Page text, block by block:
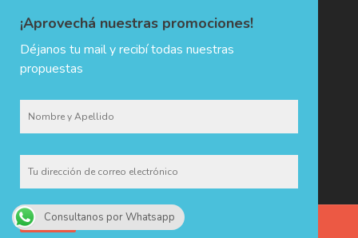
CHIDA · Holiday & Trip Planners © 2017 - Todos los derechos
Consultanos por Whatsapp
¡Aprovechá nuestras promociones!
Déjanos tu mail y recibí todas nuestras
propuestas